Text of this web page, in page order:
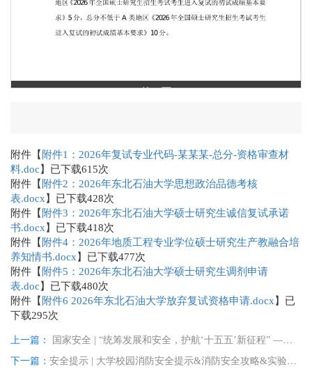
第 1 页
附件【 附件1：2026年复试专业代码-某某某-总分-资格审查材
料.doc 】已下载615次
附件【 附件2：2026年东北石油大学思想政治品德考核
表.docx 】已下载428次
附件【 附件3：2026年东北石油大学硕士研究生诚信复试承诺
书.docx 】已下载418次
附件【 附件4：2026年地质工程专业学位硕士研究生产教融合培
养知情书.docx 】已下载477次
附件【 附件5：2026年东北石油大学硕士研究生调剂申请
表.doc 】已下载480次
附件【 附件6 2026年东北石油大学放弃复试资格申请.docx 】已
下载295次
上一篇：
国家安全 | “统筹发展和安全，护航‘十五五’新征程” —— 第十一个全民国家安全教育日
下一篇： 安全提示 | 大学校园消防安全提示&消防安全攻略&实验消防安全知识